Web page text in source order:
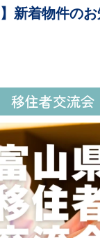
】新着物件の
移住者交流会